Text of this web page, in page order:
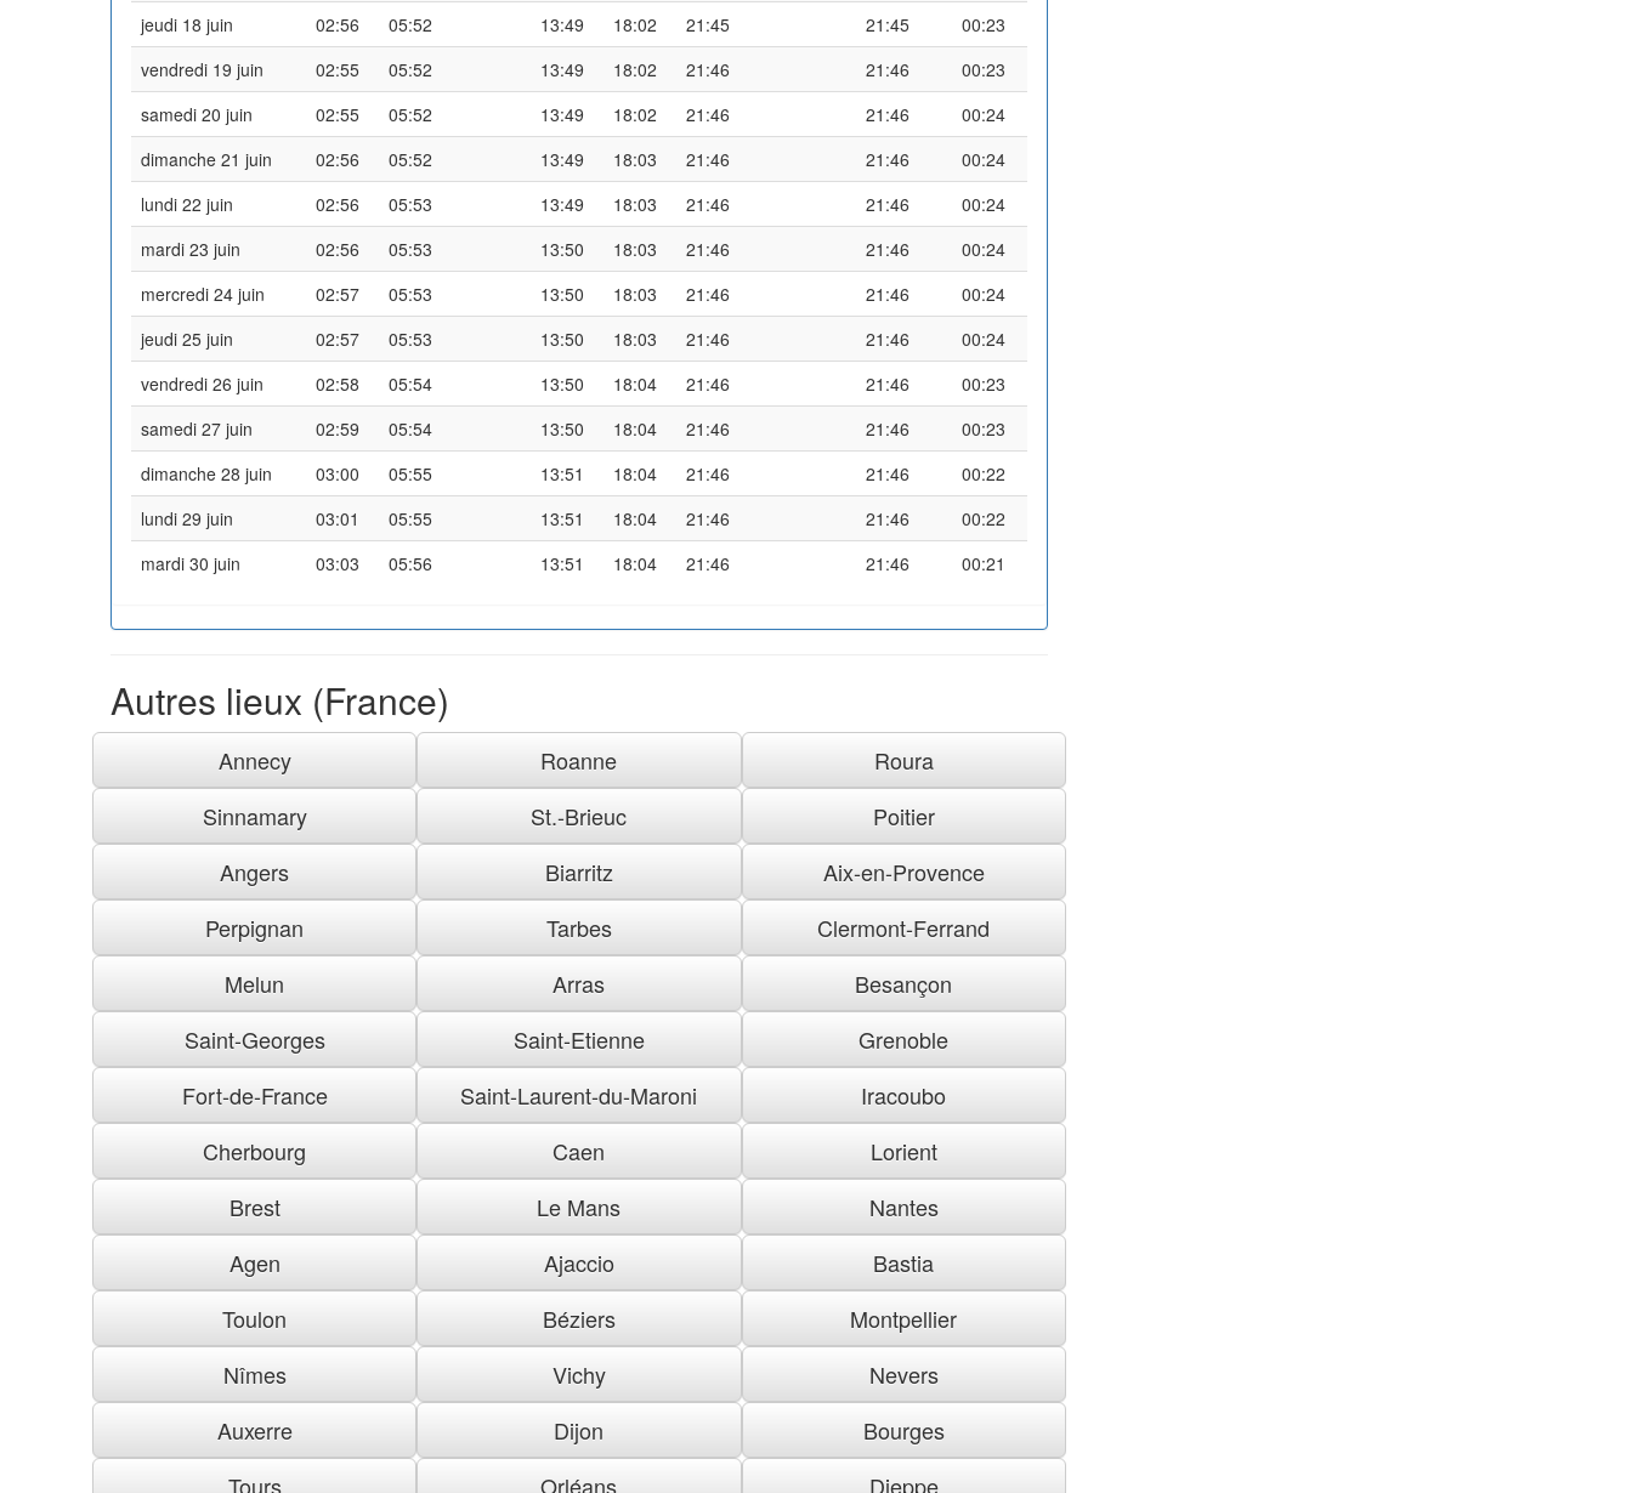
jeudi 18 juin
02:56 05:52 13:49 18:02 21:45 21:45
00:23
vendredi 19 juin
02:55 05:52 13:49 18:02 21:46 21:46
00:23
samedi 20 juin
02:55 05:52 13:49 18:02 21:46 21:46
00:24
dimanche 21 juin
02:56 05:52 13:49 18:03 21:46 21:46
00:24
lundi 22 juin
02:56 05:53 13:49 18:03 21:46 21:46
00:24
mardi 23 juin
02:56 05:53 13:50 18:03 21:46 21:46
00:24
mercredi 24 juin
02:57 05:53 13:50 18:03 21:46 21:46
00:24
jeudi 25 juin
02:57 05:53 13:50 18:03 21:46 21:46
00:24
vendredi 26 juin
02:58 05:54 13:50 18:04 21:46 21:46
00:23
samedi 27 juin
02:59 05:54 13:50 18:04 21:46 21:46
00:23
dimanche 28 juin
03:00 05:55 13:51 18:04 21:46 21:46
00:22
lundi 29 juin
03:01 05:55 13:51 18:04 21:46 21:46
00:22
mardi 30 juin
03:03 05:56 13:51 18:04 21:46 21:46 00:21
Autres lieux (France)
Annecy Roanne
Roura
Sinnamary
St.-Brieuc
Poitier
Angers
Biarritz
Aix-en-Provence
Perpignan
Tarbes
Clermont-Ferrand
Melun
Arras
Besançon
Saint-Georges
Saint-Etienne
Grenoble
Fort-de-France
Saint-Laurent-du-Maroni
Iracoubo
Cherbourg
Caen
Lorient
Brest
Le Mans
Nantes
Agen
Ajaccio
Bastia
Toulon
Béziers
Montpellier
Nîmes
Vichy
Nevers
Auxerre
Dijon
Bourges
Tours
Orléans Dieppe